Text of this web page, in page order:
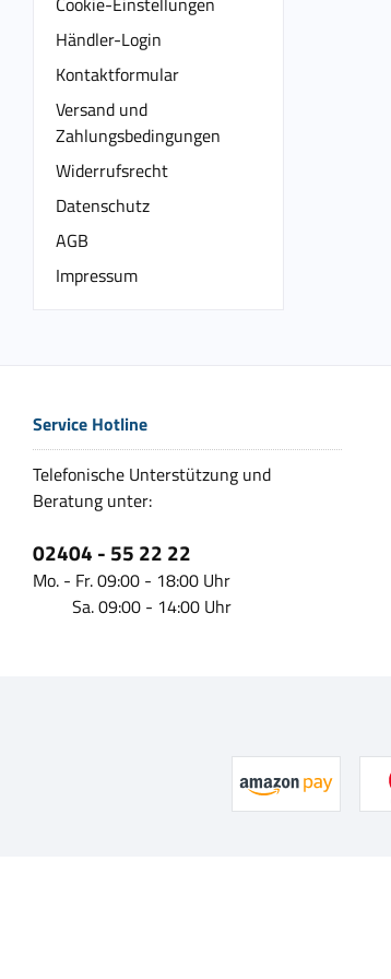
Händler-Login
Kontaktformular
Versand und
Zahlungsbedingungen
Widerrufsrecht
Datenschutz
AGB
Impressum
Service Hotline
Telefonische Unterstützung und
Beratung unter:
02404 - 55 22 22
Mo. - Fr. 09:00 - 18:00 Uhr
Sa. 09:00 - 14:00 Uhr